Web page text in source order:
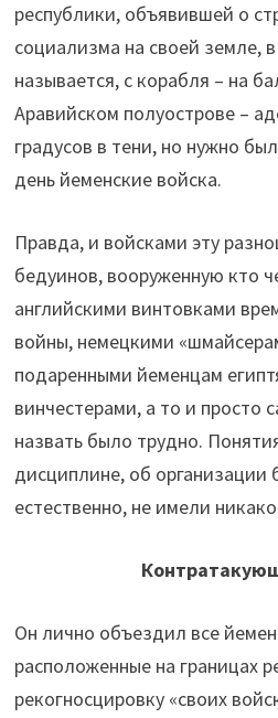
республики, объявившей о
социализма на своей земле,
называется, с корабля – на
Аравийском полуострове –
градусов в тени, но нужно
день йеменские войска.
Правда, и войсками эту
бедуинов, вооруженную кто
английскими винтовками
войны, немецкими
подаренными йеменцам
винчестерами, а то и просто
назвать было трудно.
дисциплине, об организации
естественно, не имели
Он лично объездил все
расположенные на границах
рекогносцировку «своих